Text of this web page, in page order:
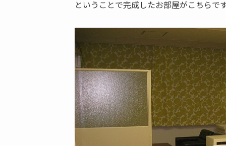
ということで完成したお部屋がこちらで